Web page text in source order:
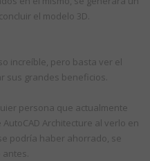
el modelo 3D.
increíble, pero basta ver el
sus grandes beneficios.
persona que actualmente
Architecture al verlo en
podría haber ahorrado, se